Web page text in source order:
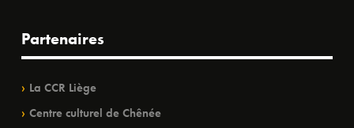
Partenaires
La CCR Liège
Centre culturel de Chênée